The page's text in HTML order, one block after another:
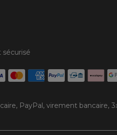
sécurisé
PayPal, virement bancaire,